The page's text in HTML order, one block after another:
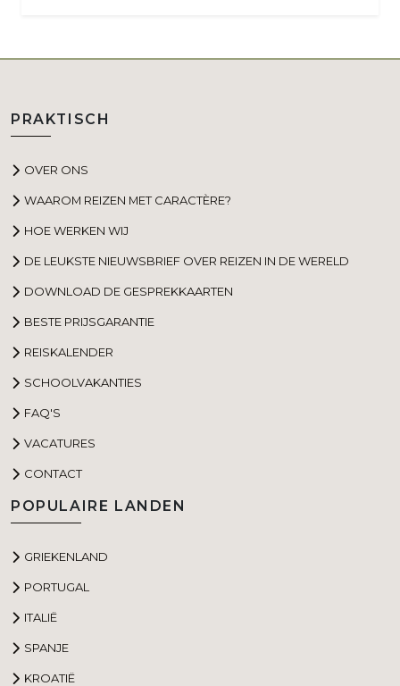
PRAKTISCH
OVER ONS
WAAROM REIZEN MET CARACTÈRE?
HOE WERKEN WIJ
DE LEUKSTE NIEUWSBRIEF OVER REIZEN IN DE WERELD
DOWNLOAD DE GESPREKKAARTEN
BESTE PRIJSGARANTIE
REISKALENDER
SCHOOLVAKANTIES
FAQ'S
VACATURES
CONTACT
POPULAIRE LANDEN
GRIEKENLAND
PORTUGAL
ITALIË
SPANJE
KROATIË